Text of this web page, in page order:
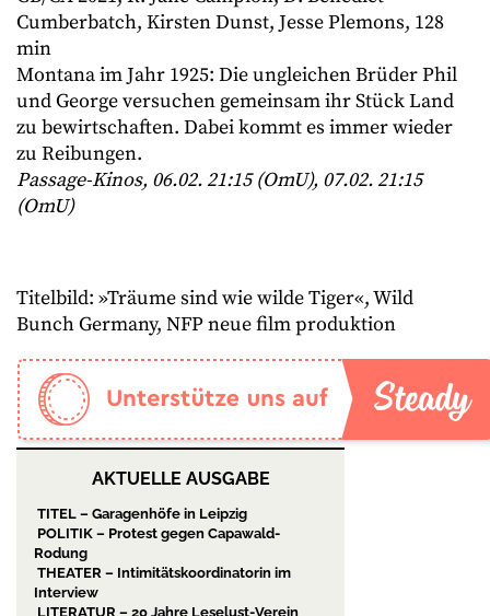
Cumberbatch, Kirsten Dunst, Jesse Plemons, 128
min
Montana im Jahr 1925: Die ungleichen Brüder Phil
und George versuchen gemeinsam ihr Stück Land
zu bewirtschaften. Dabei kommt es immer wieder
zu Reibungen.
Passage-Kinos, 06.02. 21:15 (OmU), 07.02. 21:15
(OmU)
Titelbild: »Träume sind wie wilde Tiger«, Wild
Bunch Germany, NFP neue film produktion
AKTUELLE AUSGABE
TITEL – Garagenhöfe in Leipzig
POLITIK – Protest gegen Capawald-
Rodung
THEATER – Intimitätskoordinatorin im
Interview
LITERATUR – 20 Jahre Leselust-Verein